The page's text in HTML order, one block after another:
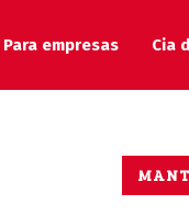
Para empresas Cia